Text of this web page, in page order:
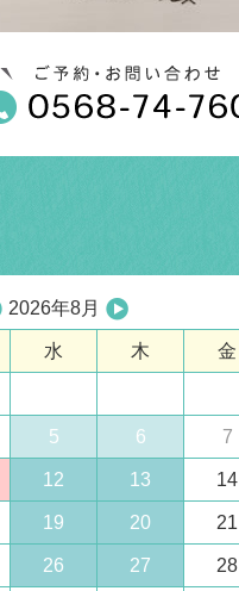
2026年8月
水 木 金
5 6 7
12 13 14
19 20 21
26 27 28